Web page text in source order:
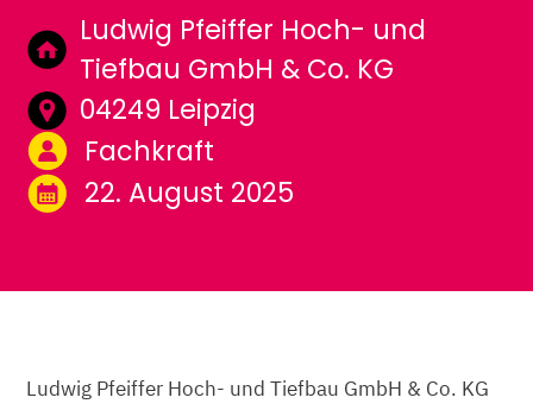
Ludwig Pfeiffer Hoch- und
Tiefbau GmbH & Co. KG
04249 Leipzig
Fachkraft
22. August 2025
Ludwig Pfeiffer Hoch- und Tiefbau GmbH & Co. KG